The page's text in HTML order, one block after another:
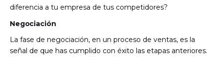
diferencia a tu empresa de tus competidores?
Negociación
La fase de negociación, en un proceso de ventas, es la
señal de que has cumplido con éxito las etapas anteriores.